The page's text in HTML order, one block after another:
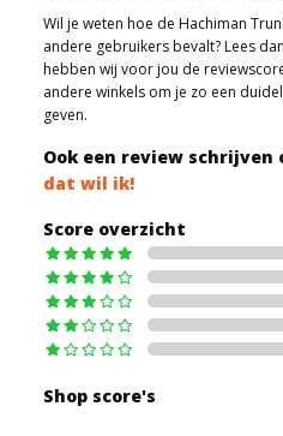
Wil je weten hoe de Hachiman
andere gebruikers bevalt? Lees
hebben wij voor jou de
andere winkels om je zo een
geven.
Ook een review
dat wil ik!
Score overzicht
Shop score's